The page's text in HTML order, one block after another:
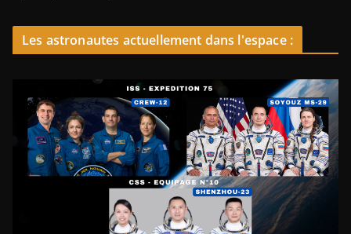
Les astronautes actuellement dans l'espace :